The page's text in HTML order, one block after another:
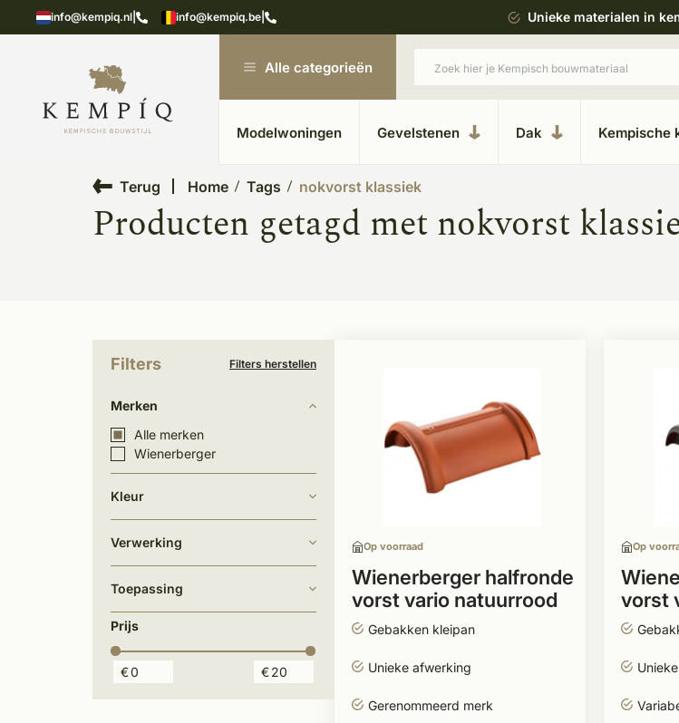
info@kempiq.nl info@kempiq.be
20 jaar ervaring Uitgebreide showroom in Kesteren Unieke materialen in
Alle categorieën
Modelwoningen Gevelstenen Dak Kempische
Terug Home Tags nokvorst klassiek
Producten getagd met nokvorst
Filters Filters herstellen
Merken
Alle merken
Wienerberger
Kleur
Verwerking
Toepassing
Prijs
€ €
Op voorraad
Wienerberger halfronde
vorst vario natuurrood
Gebakken kleipan
Unieke afwerking
Gerenommeerd merk
Op
vorst